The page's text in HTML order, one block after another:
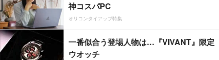
神コスパPC
オリコンタイアップ特集
一番似合う登場人物は…『VIVANT』限定
ウオッチ